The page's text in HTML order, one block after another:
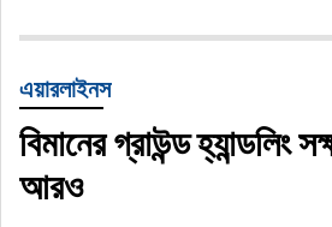
ওটিএ
হোটেল-মোটেল-রিসোর্ট
বিদেশযাত্রা
এয়ারলাইনস
বিমানের গ্রাউন্ড হ্যান্ডলিং
আরও